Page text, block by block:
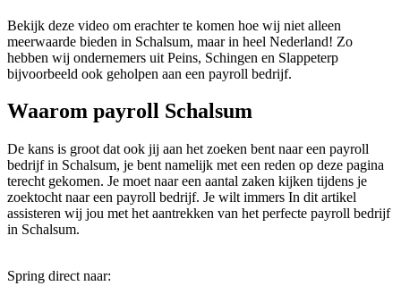
Bekijk deze video om erachter te komen hoe wij niet alleen
meerwaarde bieden in Schalsum, maar in heel Nederland! Zo
hebben wij ondernemers uit Peins, Schingen en Slappeterp
bijvoorbeeld ook geholpen aan een payroll bedrijf.
Waarom payroll Schalsum
De kans is groot dat ook jij aan het zoeken bent naar een payroll
bedrijf in Schalsum, je bent namelijk met een reden op deze pagina
terecht gekomen. Je moet naar een aantal zaken kijken tijdens je
zoektocht naar een payroll bedrijf. Je wilt immers In dit artikel
assisteren wij jou met het aantrekken van het perfecte payroll bedrijf
in Schalsum.
Spring direct naar: